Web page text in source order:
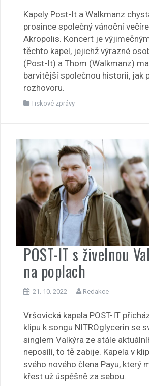
Kapely Post-It a Walkmanz
prosince společný vánoční
Akropolis. Koncert je
těchto kapel, jejichž výrazné
(Post-It) a Thom (Walkmanz)
barvitější společnou historii, jak
rozhovoru.
Tiskové zprávy
POST-IT s živelnou
na poplach
21. 10. 2022 Redakce
Vršovická kapela POST-IT
klipu k songu NITROglycerin se
singlem Valkýra ze stále
neposílí, to tě zabije. Kapela v
svého nového člena Payu, který
křest už úspěšně za sebou.